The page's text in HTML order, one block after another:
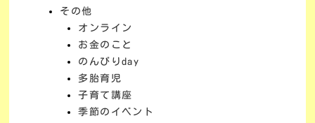
その他
オンライン
お金のこと
のんびりday
多胎育児
子育て講座
季節のイベント